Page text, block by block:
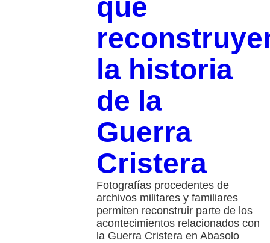
que
la historia
de la
Guerra
Cristera
Fotografías procedentes de
archivos militares y familiares
permiten reconstruir parte de los
acontecimientos relacionados con
la Guerra Cristera en Abasolo